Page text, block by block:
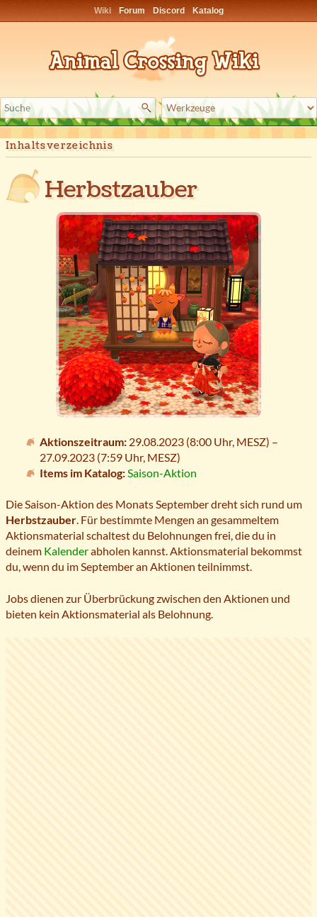
Wiki Forum Discord Katalog
Inhaltsverzeichnis
Herbstzauber
Aktionszeitraum: 29.08.2023 (8:00 Uhr, MESZ) –
27.09.2023 (7:59 Uhr, MESZ)
Items im Katalog: Saison-Aktion
Die Saison-Aktion des Monats September dreht sich rund um
Herbstzauber. Für bestimmte Mengen an gesammeltem
Aktionsmaterial schaltest du Belohnungen frei, die du in
deinem Kalenderabholen kannst. Aktionsmaterial bekommst
du, wenn du im September an Aktionen teilnimmst.
Jobs dienen zur Überbrückung zwischen den Aktionen und
bieten kein Aktionsmaterial als Belohnung.